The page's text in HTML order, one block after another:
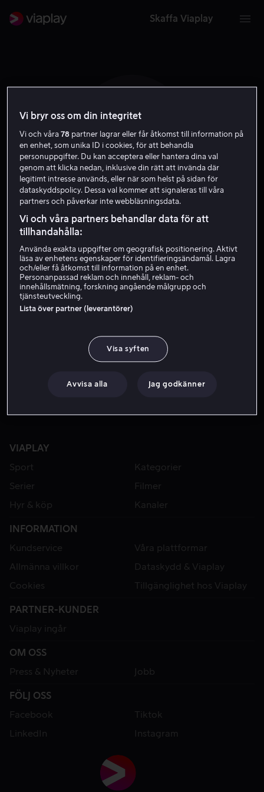
Skaffa Viaplay
A P
Afonso Pacheco
VIAPLAY
Sport
Kategorier
Serier
Filmer
Hyr & köp
Kanaler
INFORMATION
Kundservice
Våra plattformar
Allmänna villkor
Dataskydd & Viaplay
Cookies
Tillgänglighet hos Viaplay
PARTNER-KUNDER
Viaplay ingår
OM OSS
Press & Nyheter
Jobb
FÖLJ OSS
Facebook
Tiktok
LinkedIn
Instagram
Vi bryr oss om din integritet
Vi och våra78 partner lagrar eller får åtkomst till information på
en enhet, som unika ID i cookies, för att behandla
personuppgifter. Du kan acceptera eller hantera dina val
genom att klicka nedan, inklusive din rätt att invända där
legitimt intresse används, eller när som helst på sidan för
dataskyddspolicy. Dessa val kommer att signaleras till våra
partners och påverkar inte webbläsningsdata.
Vi och våra partners behandlar data för att
tillhandahålla:
Använda exakta uppgifter om geografisk positionering. Aktivt
läsa av enhetens egenskaper för identifieringsändamål. Lagra
och/eller få åtkomst till information på en enhet.
Personanpassad reklam och innehåll, reklam- och
innehållsmätning, forskning angående målgrupp och
tjänsteutveckling.
Lista över partner (leverantörer)
Visa syften
Avvisa alla Jag godkänner